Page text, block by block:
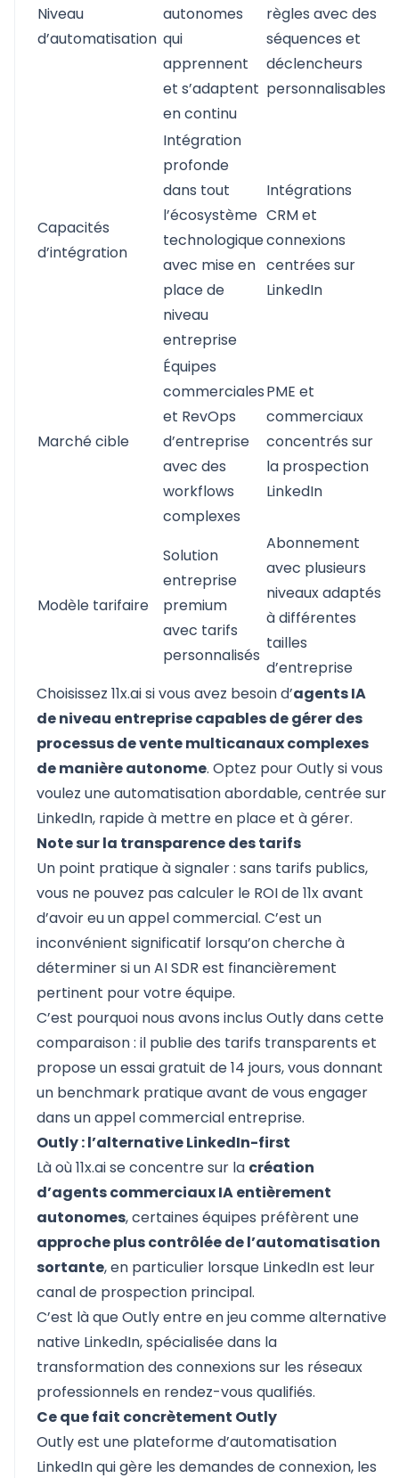
Niveau
d’automatisation
autonomes
qui
apprennent
et s’adaptent
en continu
règles avec des
séquences et
déclencheurs
personnalisables
Capacités
d’intégration
Intégration
profonde
dans tout
l’écosystème
technologique
avec mise en
place de
niveau
entreprise
Intégrations
CRM et
connexions
centrées sur
LinkedIn
Marché cible
Équipes
commerciales
et RevOps
d’entreprise
avec des
workflows
complexes
PME et
commerciaux
concentrés sur
la prospection
LinkedIn
Modèle tarifaire
Solution
entreprise
premium
avec tarifs
personnalisés
Abonnement
avec plusieurs
niveaux adaptés
à différentes
tailles
d’entreprise
Choisissez 11x.aisi vous avez besoin d’agents IA
de niveau entreprise capables de gérer des
processus de vente multicanaux complexes
de manière autonome. Optez pourOutlysi vous
voulez une automatisation abordable, centrée sur
LinkedIn, rapide à mettre en place et à gérer.
Note sur la transparence des tarifs
Un point pratique à signaler : sans tarifs publics,
vous ne pouvez pas calculer le ROI de 11x avant
d’avoir eu un appel commercial. C’est un
inconvénient significatif lorsqu’on cherche à
déterminer si un AI SDR est financièrement
pertinent pour votre équipe.
C’est pourquoi nous avons inclus Outly dans cette
comparaison : il publie des tarifs transparents et
propose un essai gratuit de 14 jours, vous donnant
un benchmark pratique avant de vous engager
dans un appel commercial entreprise.
Outly : l’alternative LinkedIn-first
Là où 11x.ai se concentre sur la création
d’agents commerciaux IA entièrement
autonomes, certaines équipes préfèrent une
approche plus contrôlée de l’automatisation
sortante, en particulier lorsque LinkedIn est leur
canal de prospection principal.
C’est là que Outly entre en jeu comme alternative
native LinkedIn, spécialisée dans la
transformation des connexions sur les réseaux
professionnels en rendez-vous qualifiés.
Ce que fait concrètement Outly
Outlyest une plateforme d’automatisation
LinkedIn qui gère les demandes de connexion, les